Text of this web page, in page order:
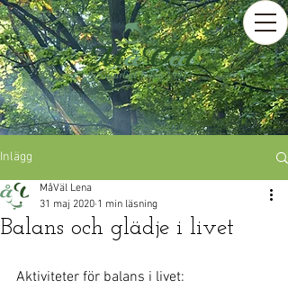
Inlägg
Balans och glädje i livet
MåVäl Lena
31 maj 2020 1 min läsning
Aktiviteter för balans i livet: